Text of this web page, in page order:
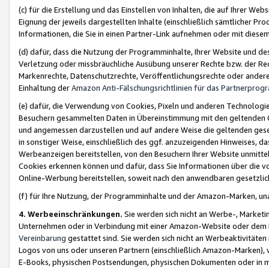
(c) für die Erstellung und das Einstellen von Inhalten, die auf Ihrer
Eignung der jeweils dargestellten Inhalte (einschließlich sämtlicher
Informationen, die Sie in einen Partner-Link aufnehmen oder mit
(d) dafür, dass die Nutzung der Programminhalte, Ihrer Website und
Verletzung oder missbräuchliche Ausübung unserer Rechte bzw. der
Markenrechte, Datenschutzrechte, Veröffentlichungsrechte oder
Einhaltung derAmazon Anti-Fälschungsrichtlinien für das
(e) dafür, die Verwendung von Cookies, Pixeln und anderen
Besuchern gesammelten Daten in Übereinstimmung mit den
und angemessen darzustellen und auf andere Weise die geltenden
in sonstiger Weise, einschließlich des ggf. anzuzeigenden Hinweises,
Werbeanzeigen bereitstellen, von den Besuchern Ihrer Website
Cookies erkennen können und dafür, dass Sie Informationen über die
Online-Werbung bereitstellen, soweit nach den anwendbaren
(f) für Ihre Nutzung, der Programminhalte und der Amazon-Marken,
4. Werbeeinschränkungen. Sie werden sich nicht an Werbe-,
Unternehmen oder in Verbindung mit einer Amazon-Website oder
Vereinbarung gestattet sind. Sie werden sich nicht an
Logos von uns oder unseren Partnern (einschließlich Amazon-
E-Books, physischen Postsendungen, physischen Dokumenten oder in